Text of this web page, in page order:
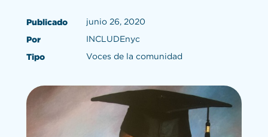
Publicado
junio 26, 2020
Por
INCLUDEnyc
Tipo
Voces de la comunidad